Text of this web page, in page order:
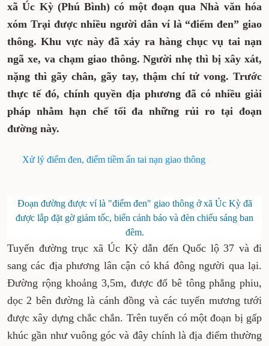
xã Úc Kỳ (Phú Bình) có một đoạn qua Nhà văn hóa
xóm Trại được nhiều người dân ví là “điểm đen” giao
thông. Khu vực này đã xảy ra hàng chục vụ tai nạn
ngã xe, va chạm giao thông. Người nhẹ thì bị xây xát,
nặng thì gãy chân, gãy tay, thậm chí tử vong. Trước
thực tế đó, chính quyền địa phương đã có nhiều giải
pháp nhằm hạn chế tối đa những rủi ro tại đoạn
đường này.
Xử lý điểm đen, điểm tiềm ẩn tai nạn giao thông
Đoạn đường được ví là "điểm đen" giao thông ở xã Úc Kỳ đã
được lắp đặt gờ giảm tốc, biển cảnh báo và đèn chiếu sáng ban
đêm.
Tuyến đường trục xã Úc Kỳ dẫn đến Quốc lộ 37 và đi
sang các địa phương lân cận có khá đông người qua lại.
Đường rộng khoảng 3,5m, được đổ bê tông phẳng phiu,
dọc 2 bên đường là cánh đồng và các tuyến mương tưới
được xây dựng chắc chắn. Trên tuyến có một đoạn bị gấp
khúc gần như vuông góc và đây chính là địa điểm thường